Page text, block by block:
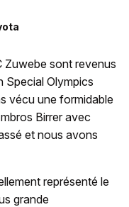
Zuwebe sont revenus
Special Olympics
vécu une formidable
Birrer avec
et nous avons
représenté le
grande